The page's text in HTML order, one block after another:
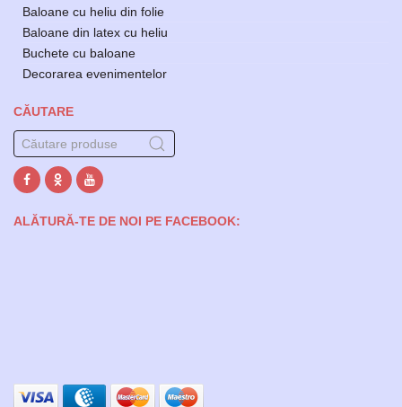
Baloane cu heliu din folie
Baloane din latex cu heliu
Buchete cu baloane
Decorarea evenimentelor
CĂUTARE
ALĂTURĂ-TE DE NOI PE FACEBOOK: